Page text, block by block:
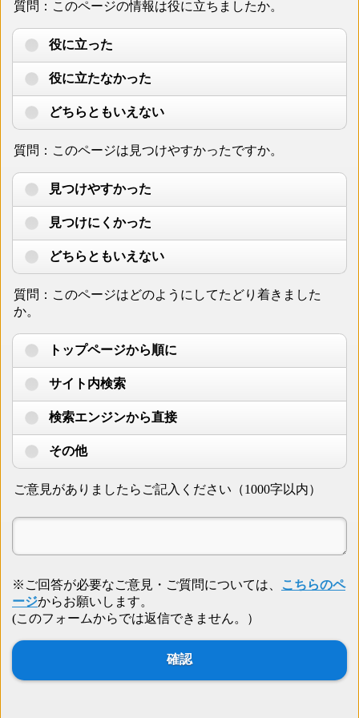
質問：このページの情報は役に立ちましたか。
役に立った
役に立たなかった
どちらともいえない
質問：このページは見つけやすかったですか。
見つけやすかった
見つけにくかった
どちらともいえない
質問：このページはどのようにしてたどり着きました
か。
トップページから順に
サイト内検索
検索エンジンから直接
その他
ご意見がありましたらご記入ください（1000字以内）
※ご回答が必要なご意見・ご質問については、
こちらのペ
ージからお願いします。
(このフォームからでは返信できません。）